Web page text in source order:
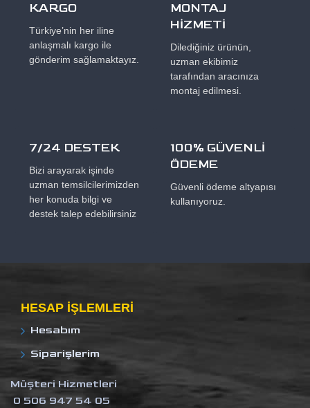
KARGO
Türkiye’nin her iline
anlaşmalı kargo ile
gönderim sağlamaktayız.
MONTAJ
HİZMETİ
Dilediğiniz ürünün,
uzman ekibimiz
tarafından aracınıza
montaj edilmesi.
7/24 DESTEK
Bizi arayarak işinde
uzman temsilcilerimizden
her konuda bilgi ve
destek talep edebilirsiniz
100% GÜVENLİ
ÖDEME
Güvenli ödeme altyapısı
kullanıyoruz.
HESAP IŞLEMLERI
Hesabım
Siparişlerim
Müşteri Hizmetleri
0 506 947 54 05